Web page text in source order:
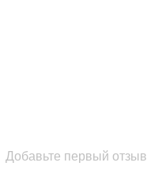
Добавьте первый отзыв